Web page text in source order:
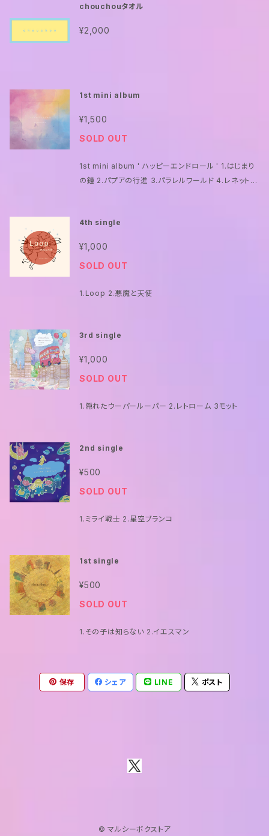
chouchouタオル
¥2,000
1st mini album
¥1,500
SOLD OUT
1st mini album ' ハッピーエンドロール ' 1.はじまり
の鐘 2.パプアの行進 3.パラレルワールド 4.レネット
4th single
¥1,000
SOLD OUT
1.Loop 2.悪魔と天使
3rd single
¥1,000
SOLD OUT
1.隠れたウーパールーパー 2.レトローム 3モット
2nd single
¥500
SOLD OUT
1.ミライ戦士 2.星空ブランコ
1st single
¥500
SOLD OUT
1.その子は知らない 2.イエスマン
保存 シェア LINE ポスト
© マルシーボクストア